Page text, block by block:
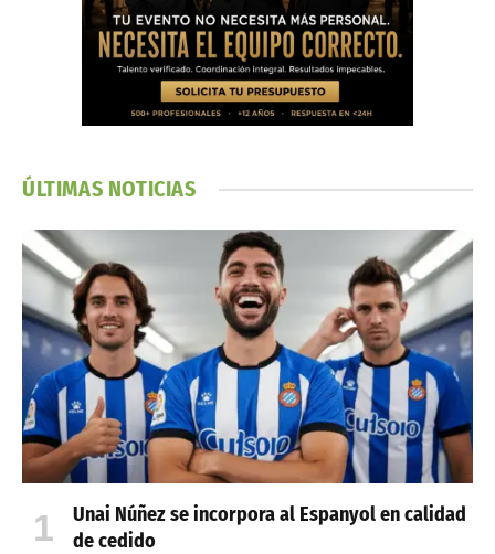
ÚLTIMAS NOTICIAS
Unai Núñez se incorpora al Espanyol en calidad
de cedido